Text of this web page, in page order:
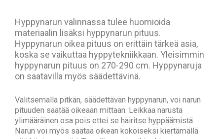
Hyppynarun valinnassa tulee huomioida
materiaalin lisäksi hyppynarun pituus.
Hyppynarun oikea pituus on erittäin tärkeä asia,
koska se vaikuttaa hyppytekniikkaan. Yleisimmin
hyppynarun pituus on 270-290 cm. Hyppynaruja
on saatavilla myös säädettävinä.
Valitsemalla pitkän, säädettävän hyppynarun, voi narun
pituuden säätää oikeaan mittaan. Leikkaa narusta
ylimääräinen osa pois ettei se häiritse hyppäämistä.
Narun voi myös säätää oikean kokoiseksi kiertämällä